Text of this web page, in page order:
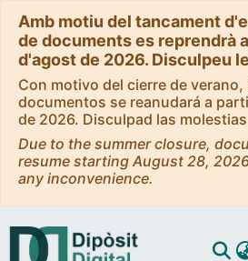
Amb motiu del tancament
de documents es reprendrà
d'agost de 2026. Disculpeu
Con motivo del cierre de
documentos se reanudará a
de 2026. Disculpad las molestias
Due to the summer closure,
resume starting August 28,
any inconvenience.